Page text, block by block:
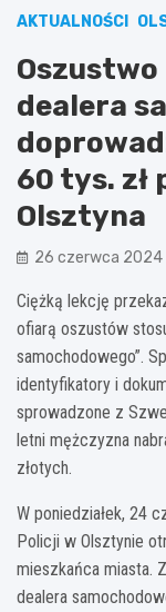
AKTUALNOŚCI
dealera
60 tys. zł
Olsztyna
26 czerwca 2024
Ciężką lekcję
ofiarą oszustów
samochodowego”.
identyfikatory i
sprowadzone z
letni mężczyzna
złotych.
W poniedziałek, 24
Policji w Olsztynie
mieszkańca miasta.
dealera